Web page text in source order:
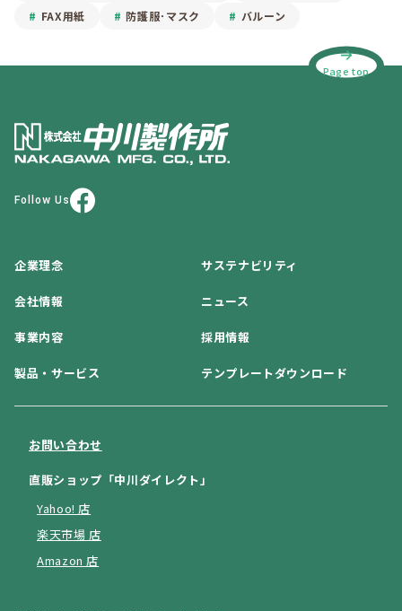
FAX用紙
防護服･マスク バルーン
Page top
Follow Us
企業理念 サステナビリティ
会社情報 ニュース
事業内容 採用情報
製品・サービス テンプレートダウンロード
お問い合わせ
直販ショップ「中川ダイレクト」
Yahoo! 店
楽天市場 店
Amazon 店